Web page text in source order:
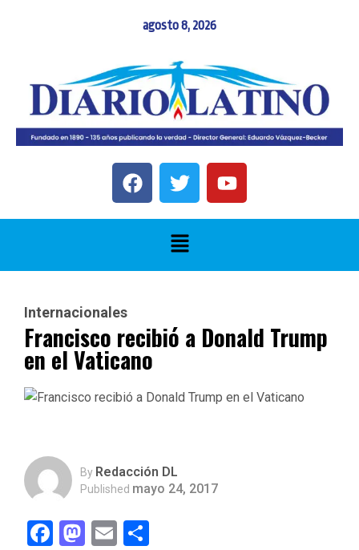
agosto 8, 2026
Internacionales
Francisco recibió a Donald Trump
en el Vaticano
By Redacción DL
Published mayo 24, 2017
Facebook
Mastodon
Email